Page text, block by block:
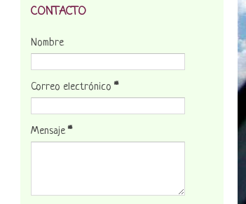
CONTACTO
Nombre
Correo electrónico*
Mensaje*